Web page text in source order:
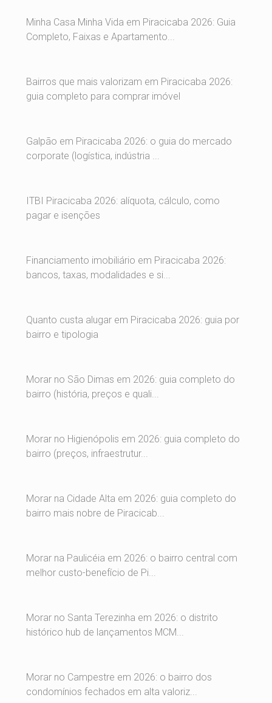
Minha Casa Minha Vida em Piracicaba 2026: Guia
Completo, Faixas e Apartamento...
Bairros que mais valorizam em Piracicaba 2026:
guia completo para comprar imóvel
Galpão em Piracicaba 2026: o guia do mercado
corporate (logística, indústria ...
ITBI Piracicaba 2026: alíquota, cálculo, como
pagar e isenções
Financiamento imobiliário em Piracicaba 2026:
bancos, taxas, modalidades e si...
Quanto custa alugar em Piracicaba 2026: guia por
bairro e tipologia
Morar no São Dimas em 2026: guia completo do
bairro (história, preços e quali...
Morar no Higienópolis em 2026: guia completo do
bairro (preços, infraestrutur...
Morar na Cidade Alta em 2026: guia completo do
bairro mais nobre de Piracicab...
Morar na Paulicéia em 2026: o bairro central com
melhor custo-benefício de Pi...
Morar no Santa Terezinha em 2026: o distrito
histórico hub de lançamentos MCM...
Morar no Campestre em 2026: o bairro dos
condomínios fechados em alta valoriz...